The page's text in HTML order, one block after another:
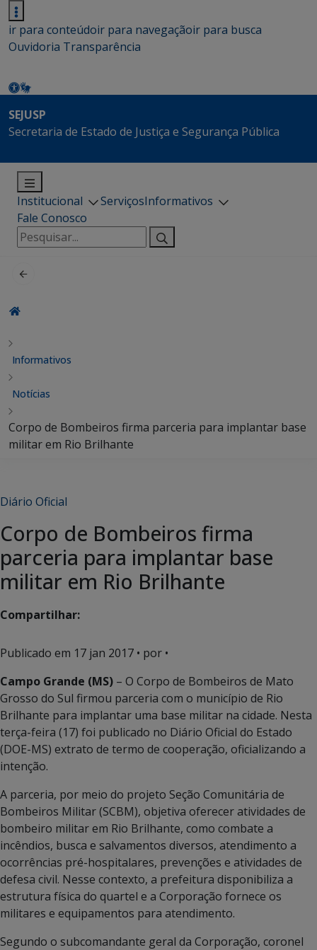
ir para conteúdoir para navegaçãoir para busca
Ouvidoria Transparência
SEJUSP
Secretaria de Estado de Justiça e Segurança Pública
Institucional ServiçosInformativos
Fale Conosco
Pesquisar
por:
Informativos
Notícias
Corpo de Bombeiros firma parceria para implantar base
militar em Rio Brilhante
Diário Oficial
Corpo de Bombeiros firma
parceria para implantar base
militar em Rio Brilhante
Compartilhar:
Publicado em 17 jan 2017 • por •
Campo Grande (MS) – O Corpo de Bombeiros de Mato
Grosso do Sul firmou parceria com o município de Rio
Brilhante para implantar uma base militar na cidade. Nesta
terça-feira (17) foi publicado no Diário Oficial do Estado
(DOE-MS) extrato de termo de cooperação, oficializando a
intenção.
A parceria, por meio do projeto Seção Comunitária de
Bombeiros Militar (SCBM), objetiva oferecer atividades de
bombeiro militar em Rio Brilhante, como combate a
incêndios, busca e salvamentos diversos, atendimento a
ocorrências pré-hospitalares, prevenções e atividades de
defesa civil. Nesse contexto, a prefeitura disponibiliza a
estrutura física do quartel e a Corporação fornece os
militares e equipamentos para atendimento.
Segundo o subcomandante geral da Corporação, coronel